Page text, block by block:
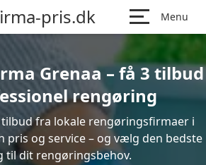
pris.dk Menu
Grenaa – få 3 tilbud
rengøring
fra lokale rengøringsfirmaer i
pris og service – og vælg den bedste
til dit rengøringsbehov.